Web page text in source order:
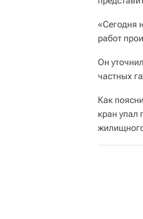
«Сегодня
работ
Он
частных
Как
кран упал